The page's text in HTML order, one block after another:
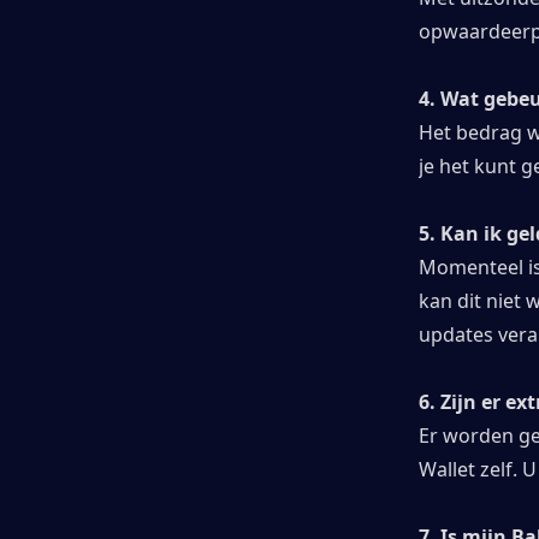
4. Wat
Het bedrag
je het kunt
5. Kan ik
Momenteel
kan dit niet
updates
6. Zijn er
Er worden
Wallet zelf.